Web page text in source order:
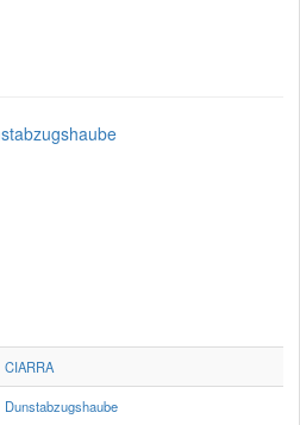
CIARRA
Dunstabzugshaube